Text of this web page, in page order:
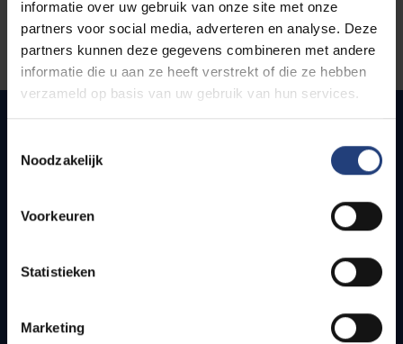
informatie over uw gebruik van onze site met onze
partners voor social media, adverteren en analyse. Deze
partners kunnen deze gegevens combineren met andere
informatie die u aan ze heeft verstrekt of die ze hebben
verzameld op basis van uw gebruik van hun services.
Noodzakelijk
Voorkeuren
Statistieken
Marketing
Snel naar
Bereikbaarheid